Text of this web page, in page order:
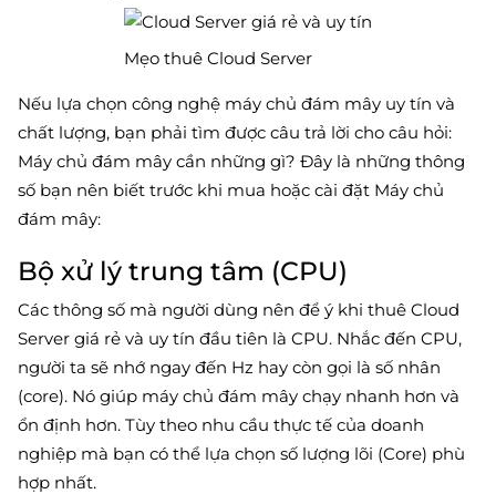
Mẹo thuê Cloud Server
Nếu lựa chọn công nghệ máy chủ đám mây uy tín và
chất lượng, bạn phải tìm được câu trả lời cho câu hỏi:
Máy chủ đám mây cần những gì? Đây là những thông
số bạn nên biết trước khi mua hoặc cài đặt Máy chủ
đám mây:
Bộ xử lý trung tâm (CPU)
Các thông số mà người dùng nên để ý khi thuê Cloud
Server giá rẻ và uy tín đầu tiên là CPU. Nhắc đến CPU,
người ta sẽ nhớ ngay đến Hz hay còn gọi là số nhân
(core). Nó giúp máy chủ đám mây chạy nhanh hơn và
ổn định hơn. Tùy theo nhu cầu thực tế của doanh
nghiệp mà bạn có thể lựa chọn số lượng lõi (Core) phù
hợp nhất.